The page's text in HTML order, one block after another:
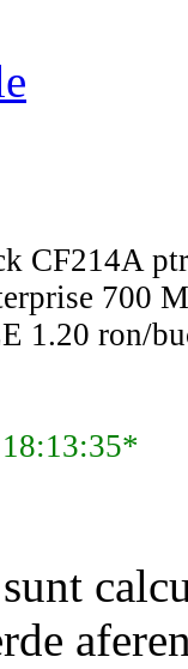
CF214A
700
1.20 ron/